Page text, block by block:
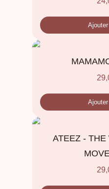
ATEEZ - THE